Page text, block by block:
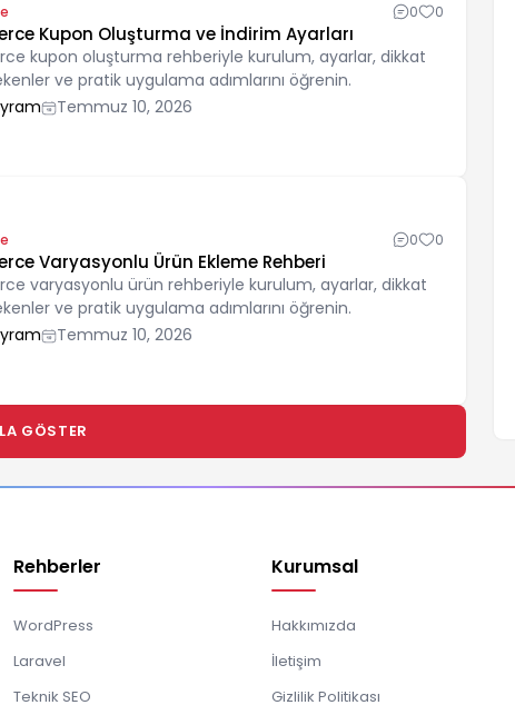
0 0
Kupon Oluşturma ve İndirim Ayarları
kupon oluşturma rehberiyle kurulum, ayarlar, dikkat
ve pratik uygulama adımlarını öğrenin.
Temmuz 10, 2026
0 0
Varyasyonlu Ürün Ekleme Rehberi
varyasyonlu ürün rehberiyle kurulum, ayarlar, dikkat
ve pratik uygulama adımlarını öğrenin.
Temmuz 10, 2026
GÖSTER
Rehberler
WordPress
Laravel
Teknik SEO
Kurumsal
Hakkımızda
İletişim
Gizlilik Politikası